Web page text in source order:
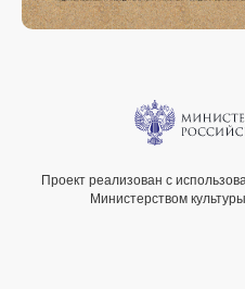
Проект реализован с
Министерством